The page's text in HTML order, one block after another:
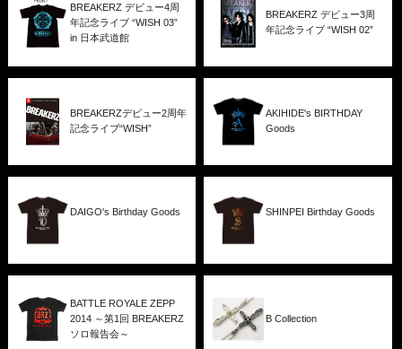
BREAKERZ デビュー4周
年記念ライブ “WISH 03”
in 日本武道館
BREAKERZ デビュー3周
年記念ライブ “WISH 02”
BREAKERZデビュー2周年
記念ライブ“WISH”
AKIHIDE's BIRTHDAY
Goods
DAIGO's Birthday Goods SHINPEI Birthday Goods
BATTLE ROYALE ZEPP
2014 ～第1回 BREAKERZ
ソロ報告会～
B Collection